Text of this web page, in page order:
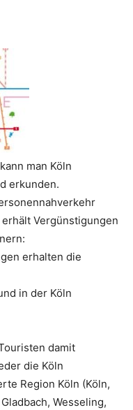
man Köln
erkunden.
Vergünstigungen
erhalten die
in der Köln
damit
die Köln
Region Köln (Köln,
Wesseling,